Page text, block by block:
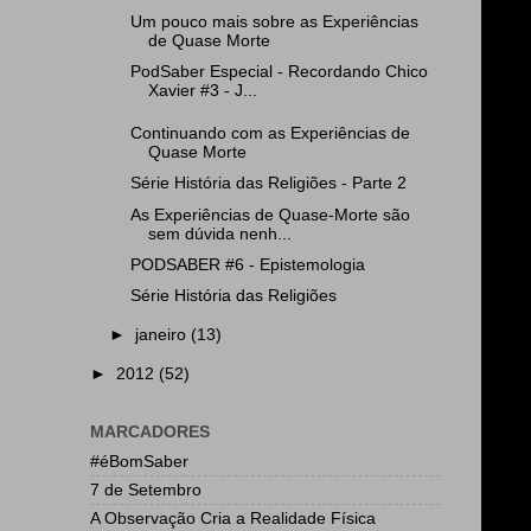
Um pouco mais sobre as Experiências
de Quase Morte
PodSaber Especial - Recordando Chico
Xavier #3 - J...
Continuando com as Experiências de
Quase Morte
Série História das Religiões - Parte 2
As Experiências de Quase-Morte são
sem dúvida nenh...
PODSABER #6 - Epistemologia
Série História das Religiões
► janeiro (13)
► 2012 (52)
MARCADORES
#éBomSaber
7 de Setembro
A Observação Cria a Realidade Física